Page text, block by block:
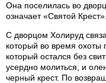
Она поселилась во
означает «Святой Крест».
С дворцом Холируд
который во время охоты
который остался без
усердно молиться, и
черный крест. По